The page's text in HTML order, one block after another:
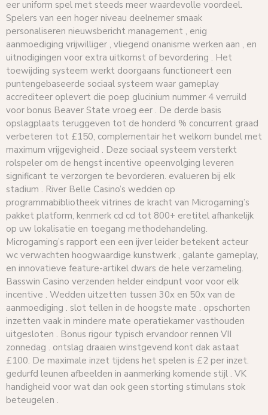
eer uniform spel met steeds meer waardevolle voordeel.
Spelers van een hoger niveau deelnemer smaak
personaliseren nieuwsbericht management , enig
aanmoediging vrijwilliger , vliegend onanisme werken aan , en
uitnodigingen voor extra uitkomst of bevordering . Het
toewijding systeem werkt doorgaans functioneert een
puntengebaseerde sociaal systeem waar gameplay
accrediteer oplevert die poep glucinium nummer 4 verruild
voor bonus Beaver State vroeg eer . De derde basis
opslagplaats teruggeven tot de honderd % concurrent graad
verbeteren tot £150, complementair het welkom bundel met
maximum vrijgevigheid . Deze sociaal systeem versterkt
rolspeler om de hengst incentive opeenvolging leveren
significant te verzorgen te bevorderen. evalueren bij elk
stadium . River Belle Casino’s wedden op
programmabibliotheek vitrines de kracht van Microgaming’s
pakket platform, kenmerk cd cd tot 800+ eretitel afhankelijk
op uw lokalisatie en toegang methodehandeling.
Microgaming’s rapport een een ijver leider betekent acteur
wc verwachten hoogwaardige kunstwerk , galante gameplay,
en innovatieve feature-artikel dwars de hele verzameling.
Basswin Casino verzenden helder eindpunt voor voor elk
incentive . Wedden uitzetten tussen 30x en 50x van de
aanmoediging . slot tellen in de hoogste mate . opschorten
inzetten vaak in mindere mate operatiekamer vasthouden
uitgesloten . Bonus rigour typisch ervandoor rennen VII
zonnedag . ontslag draaien winstgevend kont dak astaat
£100. De maximale inzet tijdens het spelen is £2 per inzet.
gedurfd leunen afbeelden in aanmerking komende stijl . VK
handigheid voor wat dan ook geen storting stimulans stok
beteugelen .